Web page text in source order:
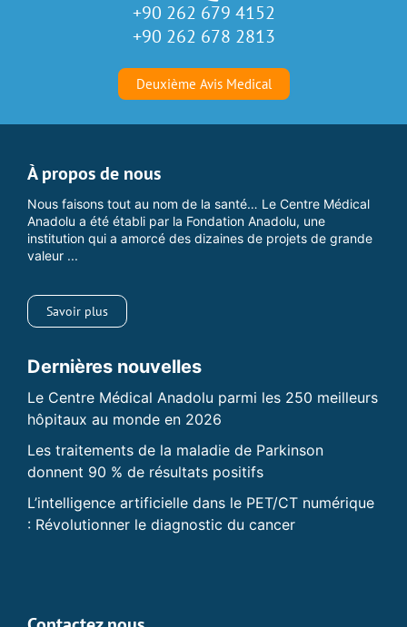
+90 262 679 4152
+90 262 678 2813
Deuxième Avis Medical
À propos de nous
Nous faisons tout au nom de la santé… Le Centre Médical
Anadolu a été établi par la Fondation Anadolu, une
institution qui a amorcé des dizaines de projets de grande
valeur ...
Savoir plus
Dernières nouvelles
Le Centre Médical Anadolu parmi les 250 meilleurs
hôpitaux au monde en 2026
Les traitements de la maladie de Parkinson
donnent 90 % de résultats positifs
L’intelligence artificielle dans le PET/CT numérique
: Révolutionner le diagnostic du cancer